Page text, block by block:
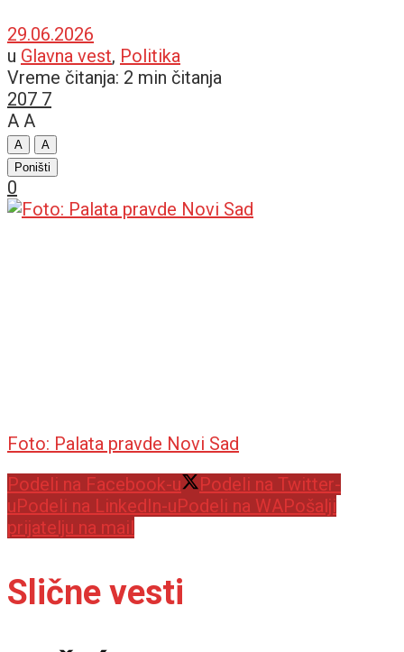
29.06.2026
u Glavna vest, Politika
Vreme čitanja: 2 min čitanja
207 7
A A
A
A
Poništi
0
Foto: Palata pravde Novi Sad
Podeli na Facebook-u
Podeli na Twitter-
uPodeli na LinkedIn-uPodeli na WAPošalji
prijatelju na mail
Slične vesti